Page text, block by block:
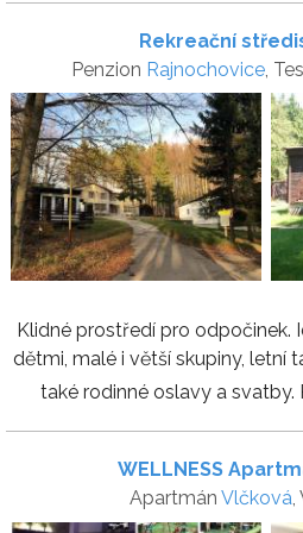
Rekreační
Penzion Rajnochovice,
Klidné prostředí pro odpočinek.
dětmi, malé i větší skupiny, letní
také rodinné oslavy a svatby.
WELLNESS
Apartmán Vlčková,